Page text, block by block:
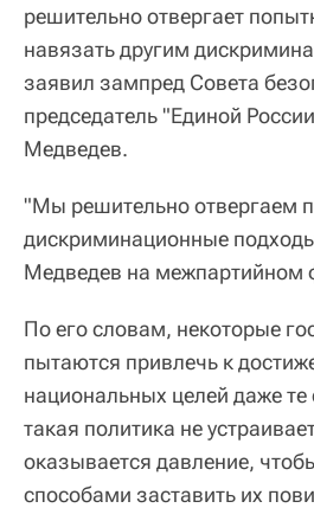
решительно отвергает
навязать другим
заявил зампред Совета
председатель "Единой
Медведев.
"Мы решительно отвергаем
дискриминационные
Медведев на межпартийном
По его словам, некоторые
пытаются привлечь к
национальных целей даже
такая политика не
оказывается давление,
способами заставить их